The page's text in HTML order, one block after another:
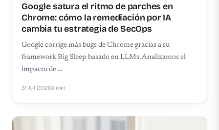
Google satura el ritmo de parches en
Chrome: cómo la remediación por IA
cambia tu estrategia de SecOps
Google corrige más bugs de Chrome gracias a su
framework Big Sleep basado en LLMs. Analizamos el
impacto de …
31 Jul 20263 min